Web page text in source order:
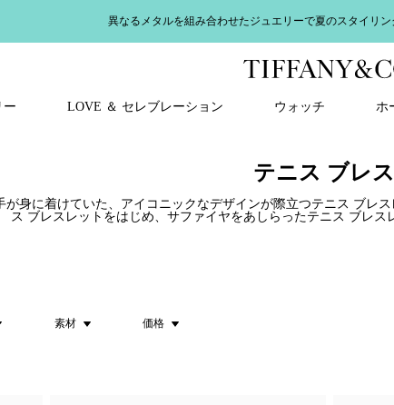
異なるメタルを組み合わせたジュエリーで夏のスタイリ
ー LOVE ＆ セレブレーション ウォッチ ホ
テニス ブレ
が身に着けていた、アイコニックなデザインが際立つテニス ブレ
ス ブレスレットをはじめ、サファイヤをあしらったテニス ブレス
素材 価格